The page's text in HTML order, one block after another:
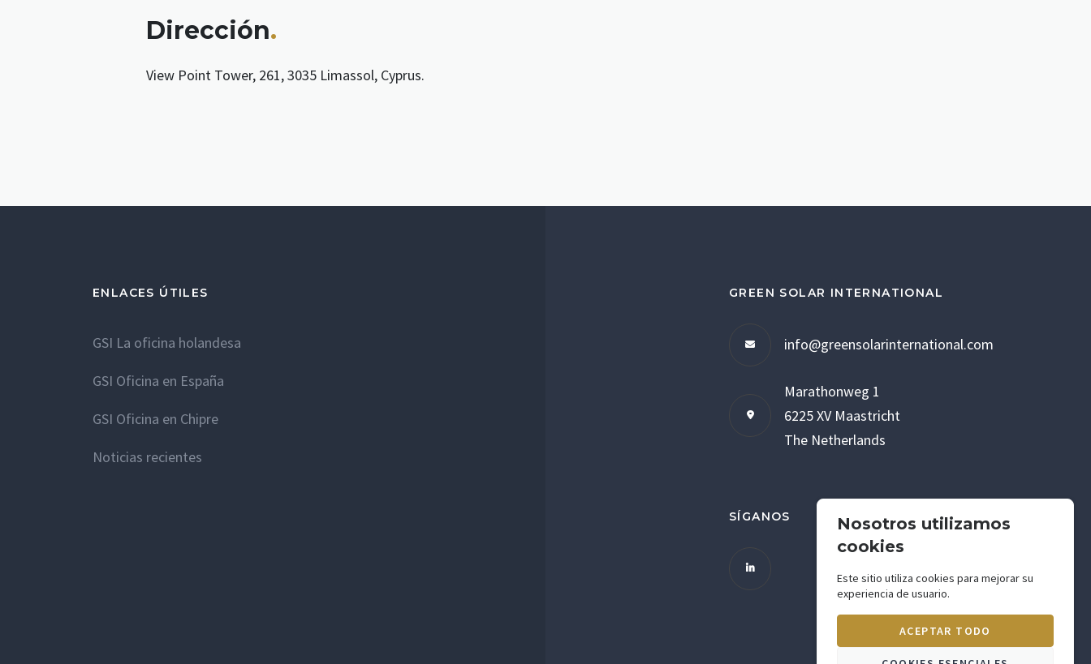
Dirección.
View Point Tower, 261, 3035 Limassol, Cyprus.
ENLACES ÚTILES
GSI La oficina holandesa
GSI Oficina en España
GSI Oficina en Chipre
Noticias recientes
GREEN SOLAR INTERNATIONAL
info@greensolarinternational.com
Marathonweg 1
6225 XV Maastricht
The Netherlands
SÍGANOS
Nosotros utilizamos
cookies
Este sitio utiliza cookies para mejorar su
experiencia de usuario.
ACEPTAR TODO